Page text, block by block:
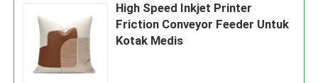
High Speed Inkjet Printer
Friction Conveyor Feeder Untuk
Kotak Medis